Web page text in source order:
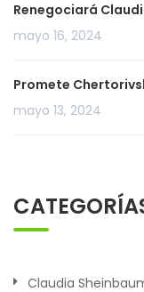
Renegociará
mayo 16, 2024
Promete
mayo 13, 2024
Claudia